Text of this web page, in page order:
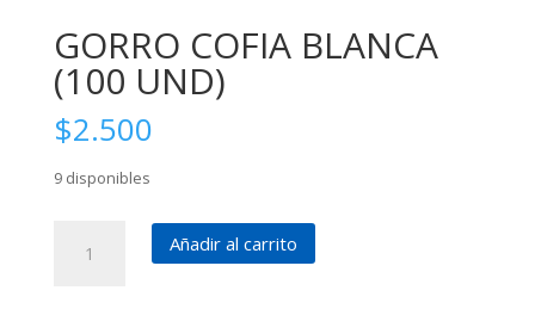
GORRO COFIA BLANCA
(100 UND)
$2.500
9 disponibles
COFIA
Añadir al carrito